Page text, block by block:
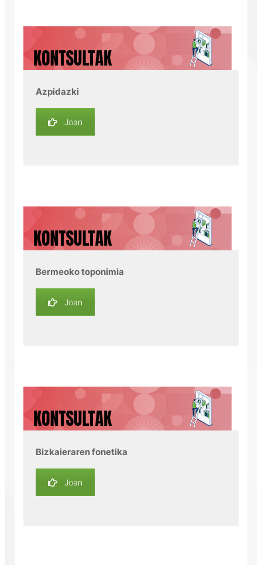
Azpidazki
Joan
Bermeoko toponimia
Joan
Bizkaieraren fonetika
Joan